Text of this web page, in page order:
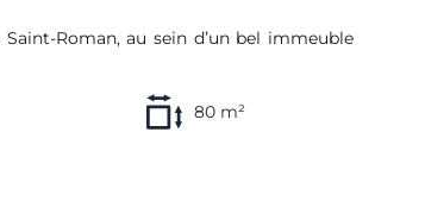
Roman, au sein d’un bel immeuble
80 m²